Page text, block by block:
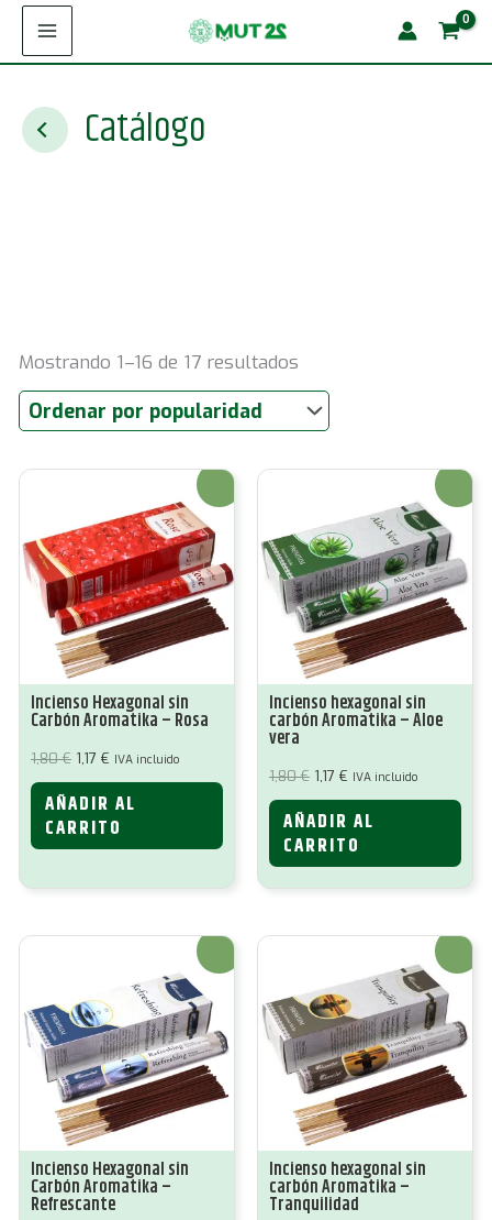
Catálogo
Mostrando 1–16 de 17 resultados
popularidad
¡Oferta!
Incienso Hexagonal sin
Carbón Aromatika – Rosa
1,80€ El
original
era:
1,80 €.
1,17 € El
actual
es:
1,17 €.
IVA incluido
AÑADIR AL
CARRITO
¡Oferta!
Incienso hexagonal sin
carbón Aromatika – Aloe
vera
1,80€ El
original
era:
1,80 €.
1,17 € El
actual
es:
1,17 €.
IVA incluido
AÑADIR AL
CARRITO
¡Oferta!
Incienso Hexagonal sin
Carbón Aromatika –
Refrescante
¡Oferta!
Incienso hexagonal sin
carbón Aromatika –
Tranquilidad